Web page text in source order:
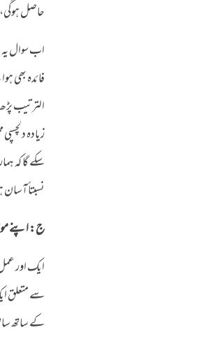
حاصل
اب سوال یہ
فائدہ بھی
الترتیب
زیادہ
سکے گا کہ
نسبتاً
ج: اپنے
ایک اور
سے متعلق
کے ساتھ